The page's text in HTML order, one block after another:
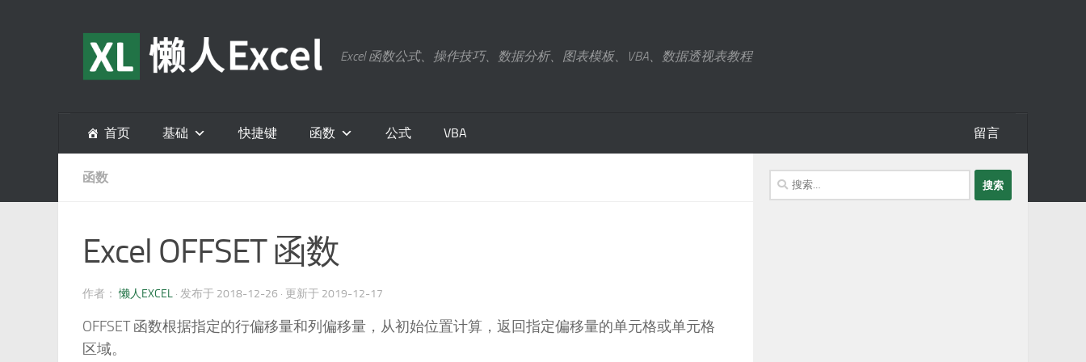
Excel 函数公式、操作技巧、数据分析、图表模板、VBA、数据透视表教程
首页 基础 快捷键 函数 公式 VBA 留言
函数
Excel OFFSET 函数
作者：懒人EXCEL · 发布于 2018-12-26 · 更新于 2019-12-17
OFFSET 函数根据指定的行偏移量和列偏移量，从初始位置计算，返回指定偏移量的单元格或单元格
区域。
搜
索：